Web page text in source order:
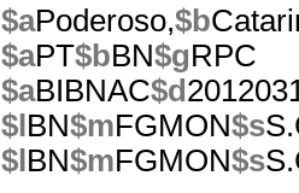
$aPoderoso,$b
$aPT$bBN$gRPC
$aBIBNAC$d
$l BN$mFGMON$s
$l BN$mFGMON$s